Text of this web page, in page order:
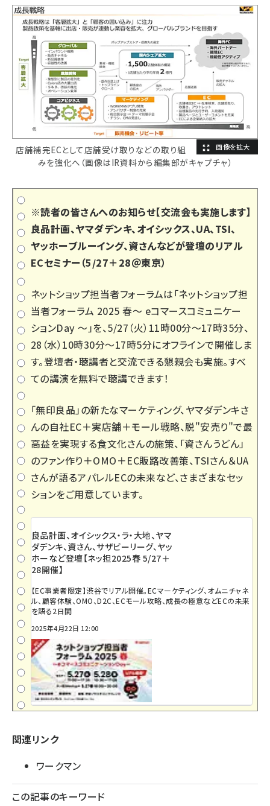
店舗補完ECとして店舗受け取りなどの取り組
みを強化へ（画像はIR資料から編集部がキャプチャ）
※読者の皆さんへのお知らせ【交流会も実施します】
良品計画、ヤマダデンキ、オイシックス、UA、TSI、
ヤッホーブルーイング、資さんなどが登壇のリアル
ECセミナー（5/27＋28＠東京）
ネットショップ担当者フォーラムは「ネットショップ担
当者フォーラム 2025 春～ eコマースコミュニケー
ションDay ～」を、5/27（火）11時00分～17時35分、
28（水）10時30分～17時5分にオフラインで開催しま
す。登壇者・聴講者と交流できる懇親会も実施。すべ
ての講演を無料で聴講できます！
「無印良品」の新たなマーケティング、ヤマダデンキさ
んの自社EC＋実店舗＋モール戦略、脱"安売り"で最
高益を実現する食文化さんの施策、「資さんうどん」
のファン作り＋OMO＋EC販路改善策、TSIさん＆UA
さんが語るアパレルECの未来など、さまざまなセッ
ションをご用意しています。
良品計画、オイシックス・ラ・大地、ヤマ
ダデンキ、資さん、サザビーリーグ、ヤッ
ホーなど登壇【ネッ担2025春 5/27＋
28開催】
【EC事業者限定】渋谷でリアル開催。ECマーケティング、オムニチャネ
ル、顧客体験、OMO、D2C、ECモール攻略、成長の極意などECの未来
を語る2日間
2025年4月22日 12:00
関連リンク
ワークマン
この記事のキーワード